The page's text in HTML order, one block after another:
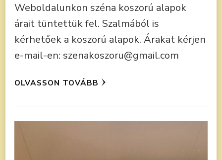
Weboldalunkon széna koszorú alapok
árait tüntettük fel. Szalmából is
kérhetőek a koszorú alapok. Árakat kérjen
e-mail-en: szenakoszoru@gmail.com
OLVASSON TOVÁBB